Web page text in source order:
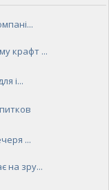
крафт ...
і...
...
на зру...